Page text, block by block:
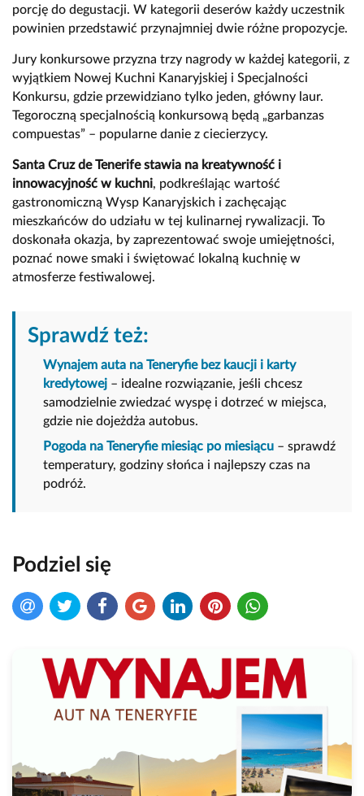
porcję do degustacji. W kategorii deserów każdy uczestnik
powinien przedstawić przynajmniej dwie różne propozycje.
Jury konkursowe przyzna trzy nagrody w każdej kategorii, z
wyjątkiem Nowej Kuchni Kanaryjskiej i Specjalności
Konkursu, gdzie przewidziano tylko jeden, główny laur.
Tegoroczną specjalnością konkursową będą „garbanzas
compuestas” – popularne danie z ciecierzycy.
Santa Cruz de Tenerife stawia na kreatywność i
innowacyjność w kuchni, podkreślając wartość
gastronomiczną Wysp Kanaryjskich i zachęcając
mieszkańców do udziału w tej kulinarnej rywalizacji. To
doskonała okazja, by zaprezentować swoje umiejętności,
poznać nowe smaki i świętować lokalną kuchnię w
atmosferze festiwalowej.
Sprawdź też:
Wynajem auta na Teneryfie bez kaucji i karty
kredytowej – idealne rozwiązanie, jeśli chcesz
samodzielnie zwiedzać wyspę i dotrzeć w miejsca,
gdzie nie dojeżdża autobus.
Pogoda na Teneryfie miesiąc po miesiącu – sprawdź
temperatury, godziny słońca i najlepszy czas na
podróż.
Podziel się